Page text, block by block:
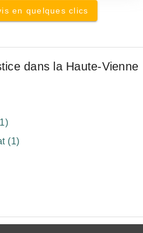
en quelques clics
dans la Haute-Vienne
(1)